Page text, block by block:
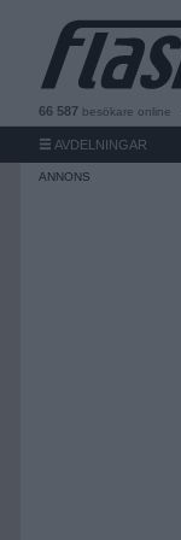
66 587 besökare online
AVDELNINGAR